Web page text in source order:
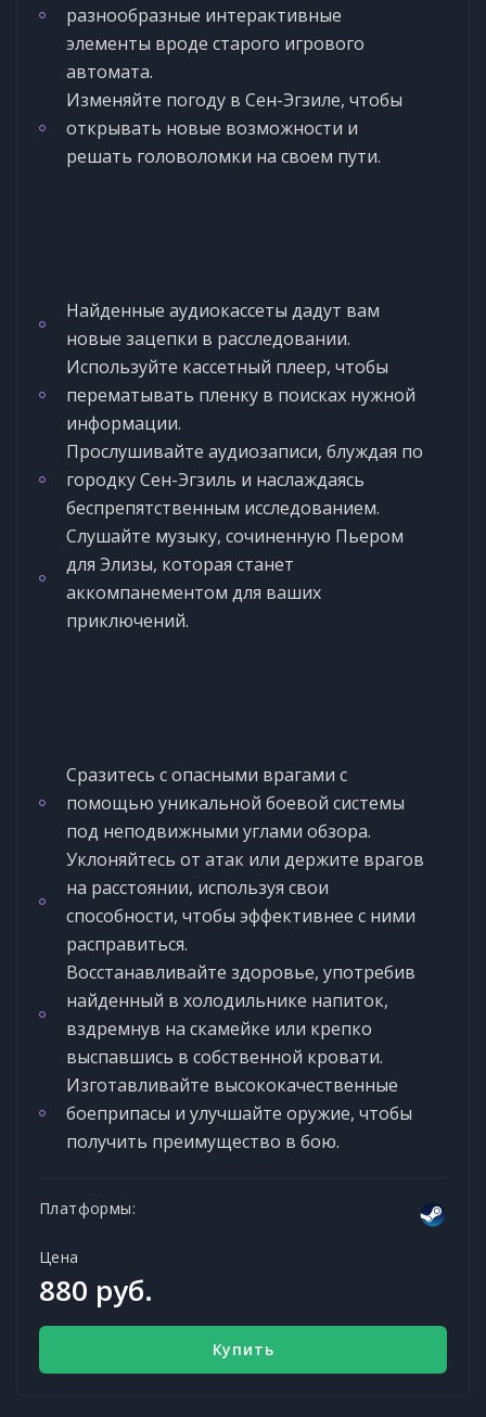
разнообразные интерактивные
элементы вроде старого игрового
автомата.
Изменяйте погоду в Сен-Эгзиле, чтобы
открывать новые возможности и
решать головоломки на своем пути.
Найденные аудиокассеты дадут вам
новые зацепки в расследовании.
Используйте кассетный плеер, чтобы
перематывать пленку в поисках нужной
информации.
Прослушивайте аудиозаписи, блуждая по
городку Сен-Эгзиль и наслаждаясь
беспрепятственным исследованием.
Слушайте музыку, сочиненную Пьером
для Элизы, которая станет
аккомпанементом для ваших
приключений.
Сразитесь с опасными врагами с
помощью уникальной боевой системы
под неподвижными углами обзора.
Уклоняйтесь от атак или держите врагов
на расстоянии, используя свои
способности, чтобы эффективнее с ними
расправиться.
Восстанавливайте здоровье, употребив
найденный в холодильнике напиток,
вздремнув на скамейке или крепко
выспавшись в собственной кровати.
Изготавливайте высококачественные
боеприпасы и улучшайте оружие, чтобы
получить преимущество в бою.
Платформы:
Цена
880 руб.
Купить